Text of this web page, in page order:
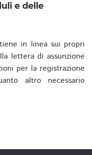
e delle
in linea sui propri
lettera di assunzione
per la registrazione
altro necessario